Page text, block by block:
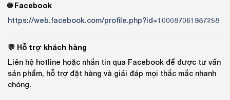
🌐 Facebook
https://web.facebook.com/profile.php?id=100087061987258
💬 Hỗ trợ khách hàng
Liên hệ hotline hoặc nhắn tin qua Facebook để được tư vấn
sản phẩm, hỗ trợ đặt hàng và giải đáp mọi thắc mắc nhanh
chóng.